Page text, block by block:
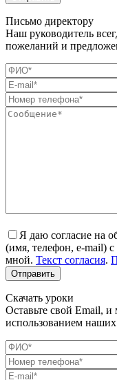
Письмо директору
Наш руководитель
пожеланий и
Я даю согласие на
(имя, телефон, e-mail) с
мной. Текст согласия.
Скачать уроки
Оставьте свой Email,
использованием